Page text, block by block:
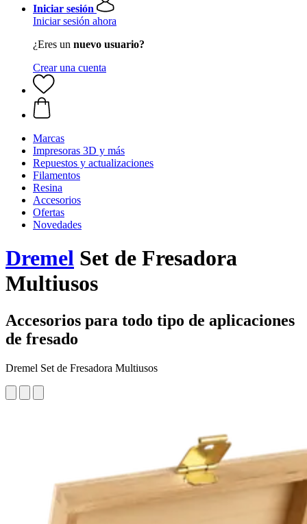
Iniciar sesión
Iniciar sesión ahora
¿Eres un nuevo usuario?
Crear una cuenta
Marcas
Impresoras 3D y más
Repuestos y actualizaciones
Filamentos
Resina
Accesorios
Ofertas
Novedades
Dremel Set de Fresadora
Multiusos
Accesorios para todo tipo de aplicaciones
de fresado
Dremel Set de Fresadora Multiusos